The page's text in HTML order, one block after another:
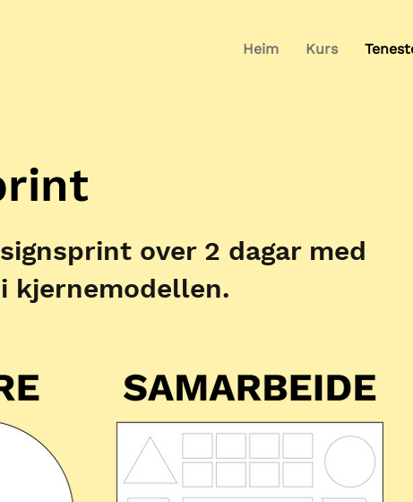
Heim Kurs
over 2 dagar med
kjernemodellen.